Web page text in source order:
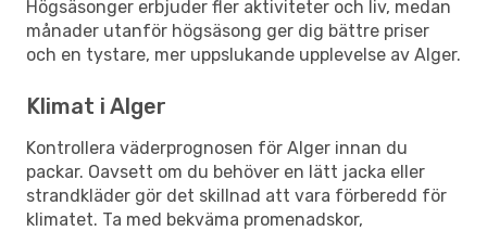
Högsäsonger erbjuder fler aktiviteter och liv, medan
månader utanför högsäsong ger dig bättre priser
och en tystare, mer uppslukande upplevelse av Alger.
Klimat i Alger
Kontrollera väderprognosen för Alger innan du
packar. Oavsett om du behöver en lätt jacka eller
strandkläder gör det skillnad att vara förberedd för
klimatet. Ta med bekväma promenadskor,